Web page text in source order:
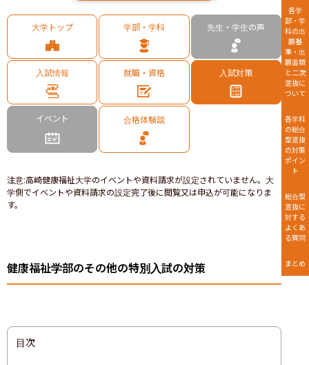
大学トップ 学部・学科 先生・学生の声
入試情報 就職・資格 入試対策
イベント 合格体験談
注意:高崎健康福祉大学のイベントや資料請求が設定されていません。大
学側でイベントや資料請求の設定完了後に閲覧又は申込が可能になりま
す。
健康福祉学部のその他の特別入試の対策
目次
各学
部・学
科の出
願基
準・出
願書類
と二次
選抜に
ついて
各学科
の総合
型選抜
の対策
ポイン
ト
総合型
選抜に
対する
よくあ
る質問
まとめ